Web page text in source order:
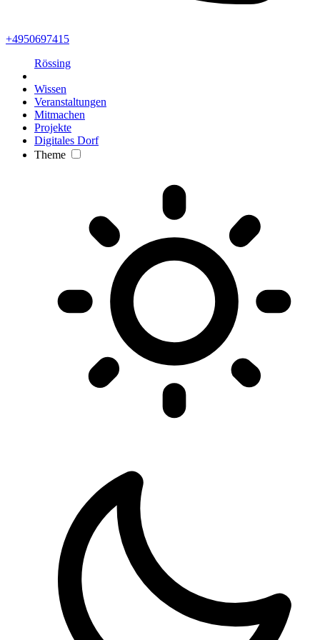
+4950697415
Rössing
Wissen
Veranstaltungen
Mitmachen
Projekte
Digitales Dorf
Theme